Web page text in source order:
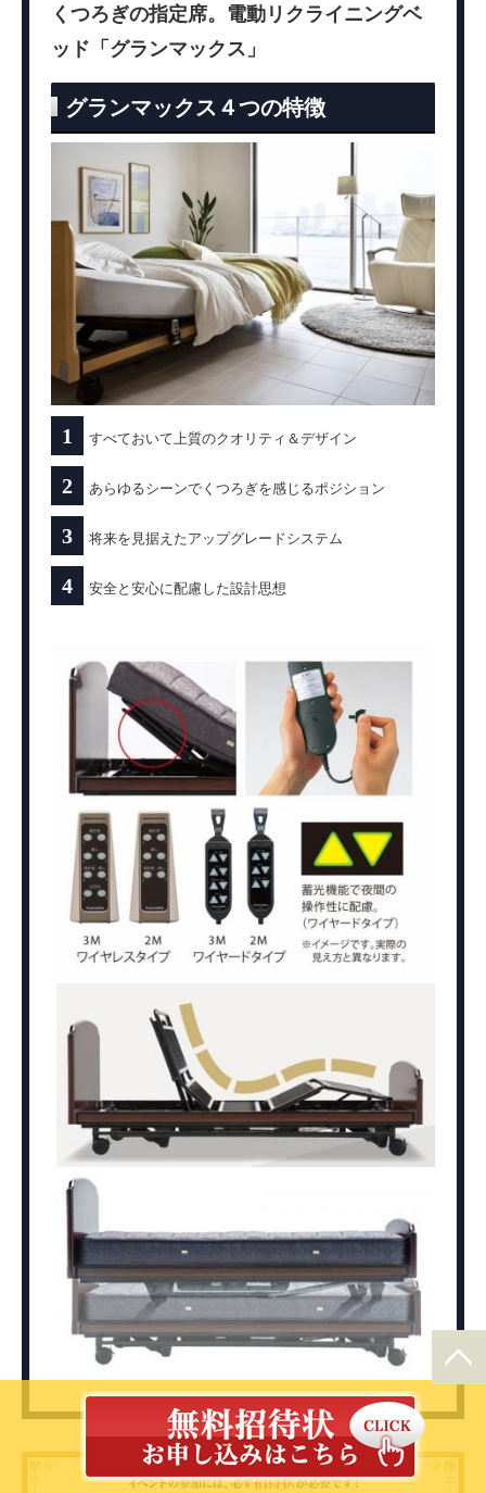
くつろぎの指定席。電動リクライニングベ
ッド「グランマックス」
グランマックス４つの特徴
1 すべておいて上質のクオリティ＆デザイン
2 あらゆるシーンでくつろぎを感じるポジション
3 将来を見据えたアップグレードシステム
4 安全と安心に配慮した設計思想